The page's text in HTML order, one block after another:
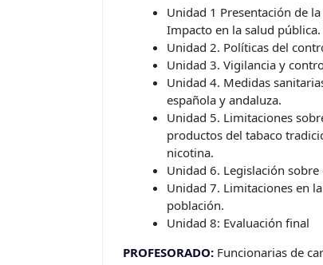
Unidad 1 Presentación de
Impacto en la salud
Unidad 2. Políticas del
Unidad 3. Vigilancia y
Unidad 4. Medidas
española y andaluza.
Unidad 5. Limitaciones
productos del tabaco
nicotina.
Unidad 6. Legislación
Unidad 7. Limitaciones en
población.
Unidad 8: Evaluación final
PROFESORADO: Funcionarias de